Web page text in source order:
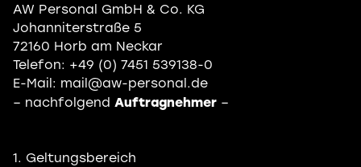
AW Personal GmbH & Co. KG
Johanniterstraße 5
72160 Horb am Neckar
Telefon: +49 (0) 7451 539138-0
E-Mail: mail@aw-personal.de
– nachfolgend Auftragnehmer–
1. Geltungsbereich